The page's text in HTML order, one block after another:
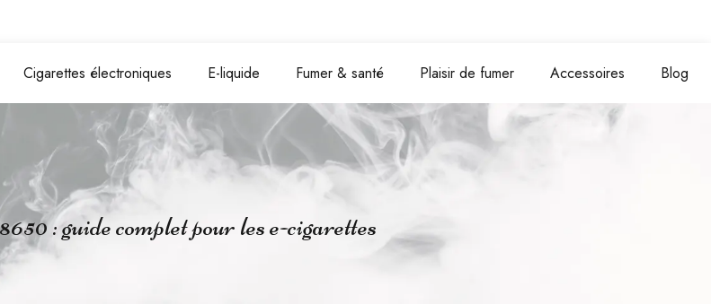
Cigarettes électroniques E-liquide Fumer & santé Plaisir de fumer Accessoires Blog
: guide complet pour les e-cigarettes